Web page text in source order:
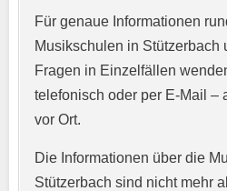
Für genaue Informationen
Musikschulen in Stützerbach
Fragen in Einzelfällen
telefonisch oder per E-Mail –
vor Ort.
Die Informationen über die
Stützerbach sind nicht mehr